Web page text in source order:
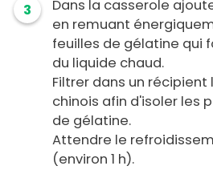
3
Dans la casserole
en remuant
feuilles de gélatine qui
du liquide chaud.
Filtrer dans un
chinois afin d'isoler les
de gélatine.
Attendre le
(environ 1 h).